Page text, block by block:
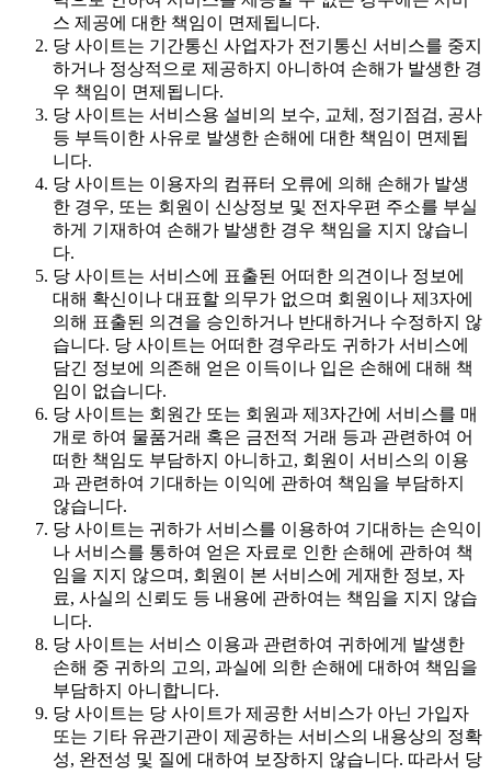
스 제공에 대한 책임이 면제됩니다.
당 사이트는 기간통신 사업자가 전기통신 서비스를 중지
하거나 정상적으로 제공하지 아니하여 손해가 발생한 경
우 책임이 면제됩니다.
당 사이트는 서비스용 설비의 보수, 교체, 정기점검, 공사
등 부득이한 사유로 발생한 손해에 대한 책임이 면제됩
니다.
당 사이트는 이용자의 컴퓨터 오류에 의해 손해가 발생
한 경우, 또는 회원이 신상정보 및 전자우편 주소를 부실
하게 기재하여 손해가 발생한 경우 책임을 지지 않습니
다.
당 사이트는 서비스에 표출된 어떠한 의견이나 정보에
대해 확신이나 대표할 의무가 없으며 회원이나 제3자에
의해 표출된 의견을 승인하거나 반대하거나 수정하지 않
습니다. 당 사이트는 어떠한 경우라도 귀하가 서비스에
담긴 정보에 의존해 얻은 이득이나 입은 손해에 대해 책
임이 없습니다.
당 사이트는 회원간 또는 회원과 제3자간에 서비스를 매
개로 하여 물품거래 혹은 금전적 거래 등과 관련하여 어
떠한 책임도 부담하지 아니하고, 회원이 서비스의 이용
과 관련하여 기대하는 이익에 관하여 책임을 부담하지
않습니다.
당 사이트는 귀하가 서비스를 이용하여 기대하는 손익이
나 서비스를 통하여 얻은 자료로 인한 손해에 관하여 책
임을 지지 않으며, 회원이 본 서비스에 게재한 정보, 자
료, 사실의 신뢰도 등 내용에 관하여는 책임을 지지 않습
니다.
당 사이트는 서비스 이용과 관련하여 귀하에게 발생한
손해 중 귀하의 고의, 과실에 의한 손해에 대하여 책임을
부담하지 아니합니다.
당 사이트는 당 사이트가 제공한 서비스가 아닌 가입자
또는 기타 유관기관이 제공하는 서비스의 내용상의 정확
성, 완전성 및 질에 대하여 보장하지 않습니다. 따라서 당